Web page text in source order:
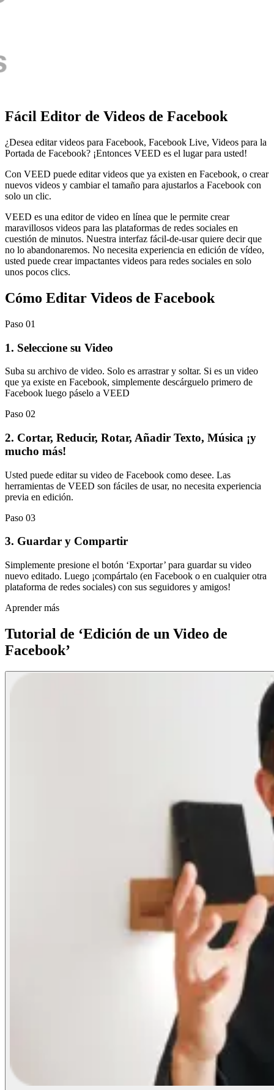
Fácil Editor de Videos de Facebook
¿Desea editar videos para Facebook, Facebook Live, Videos para la
Portada de Facebook? ¡Entonces VEED es el lugar para usted!
Con VEED puede editar videos que ya existen en Facebook, o crear
nuevos videos y cambiar el tamaño para ajustarlos a Facebook con
solo un clic.
VEED es una editor de video en línea que le permite crear
maravillosos videos para las plataformas de redes sociales en
cuestión de minutos. Nuestra interfaz fácil-de-usar quiere decir que
no lo abandonaremos. No necesita experiencia en edición de vídeo,
usted puede crear impactantes videos para redes sociales en solo
unos pocos clics.
Cómo Editar Videos de Facebook
Paso 01
1. Seleccione su Video
Suba su archivo de video. Solo es arrastrar y soltar. Si es un video
que ya existe en Facebook, simplemente descárguelo primero de
Facebook luego páselo a VEED
Paso 02
2. Cortar, Reducir, Rotar, Añadir Texto, Música ¡y
mucho más!
Usted puede editar su video de Facebook como desee. Las
herramientas de VEED son fáciles de usar, no necesita experiencia
previa en edición.
Paso 03
3. Guardar y Compartir
Simplemente presione el botón ‘Exportar’ para guardar su video
nuevo editado. Luego ¡compártalo (en Facebook o en cualquier otra
plataforma de redes sociales) con sus seguidores y amigos!
Aprender más
Tutorial de ‘Edición de un Video de
Facebook’